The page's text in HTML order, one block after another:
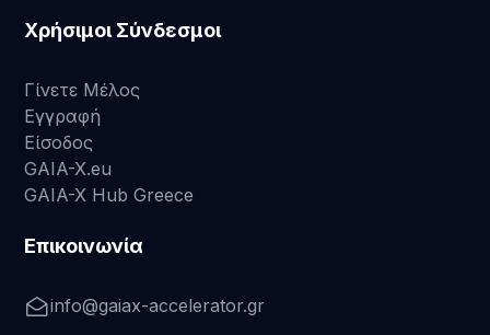
Χρήσιμοι Σύνδεσμοι
Γίνετε Μέλος
Εγγραφή
Είσοδος
GAIA-X.eu
GAIA-X Hub Greece
Επικοινωνία
info@gaiax-accelerator.gr